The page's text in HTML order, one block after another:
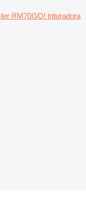
RM70GO! trituradora